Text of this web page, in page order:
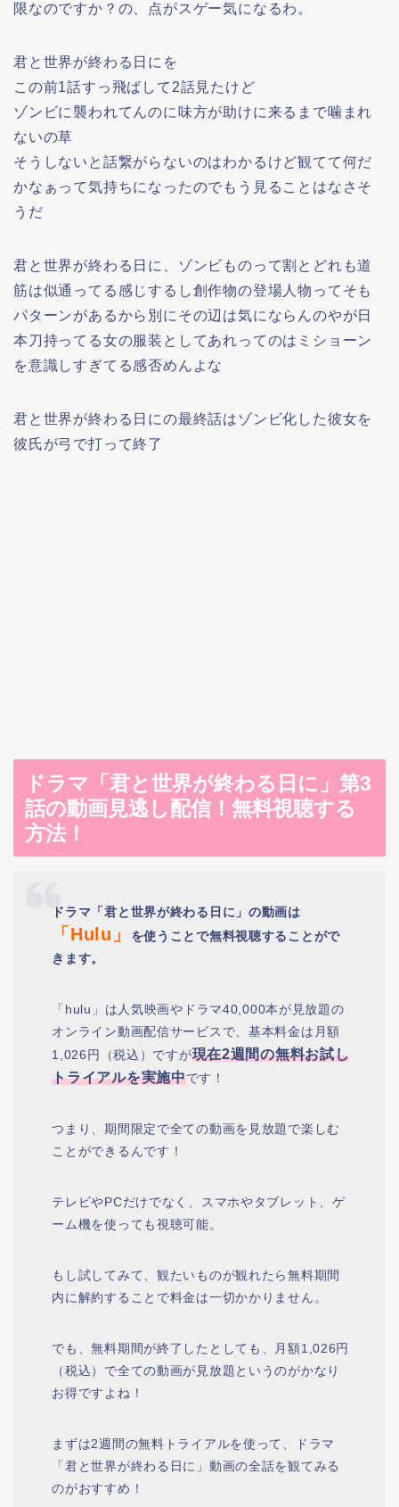
限なのですか？の、点がスゲー気になるわ。
君と世界が終わる日にを
この前1話すっ飛ばして2話見たけど
ゾンビに襲われてんのに味方が助けに来るまで噛まれ
ないの草
そうしないと話繋がらないのはわかるけど観てて何だ
かなぁって気持ちになったのでもう見ることはなさそ
うだ
君と世界が終わる日に、ゾンビものって割とどれも道
筋は似通ってる感じするし創作物の登場人物ってそも
パターンがあるから別にその辺は気にならんのやが日
本刀持ってる女の服装としてあれってのはミショーン
を意識しすぎてる感否めんよな
君と世界が終わる日にの最終話はゾンビ化した彼女を
彼氏が弓で打って終了
ドラマ「君と世界が終わる日に」第3
話の動画見逃し配信！無料視聴する
方法！
ドラマ「君と世界が終わる日に」の動画は
「Hulu」
を使うことで無料視聴することがで
きます。
「hulu」は人気映画やドラマ40,000本が見放題の
オンライン動画配信サービスで、基本料金は月額
1,026円（税込）ですが現在2週間の無料お試し
トライアルを実施中です！
つまり、期間限定で全ての動画を見放題で楽しむ
ことができるんです！
テレビやPCだけでなく、スマホやタブレット、ゲ
ーム機を使っても視聴可能。
もし試してみて、観たいものが観れたら無料期間
内に解約することで料金は一切かかりません。
でも、無料期間が終了したとしても、月額1,026円
（税込）で全ての動画が見放題というのがかなり
お得ですよね！
まずは2週間の無料トライアルを使って、ドラマ
「君と世界が終わる日に」動画の全話を観てみる
のがおすすめ！